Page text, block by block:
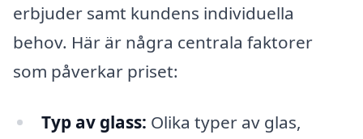
erbjuder samt kundens individuella
behov. Här är några centrala faktorer
som påverkar priset:
Typ av glass: Olika typer av glas,